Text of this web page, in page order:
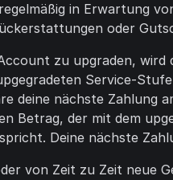
in Erwartung
oder
zu upgraden,
Service-
deine nächste Zahlung
Betrag, der mit dem
Deine nächste
von Zeit zu Zeit neue